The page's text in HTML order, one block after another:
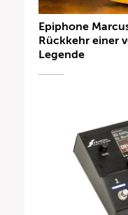
Epiphone
Rückkehr einer
Legende